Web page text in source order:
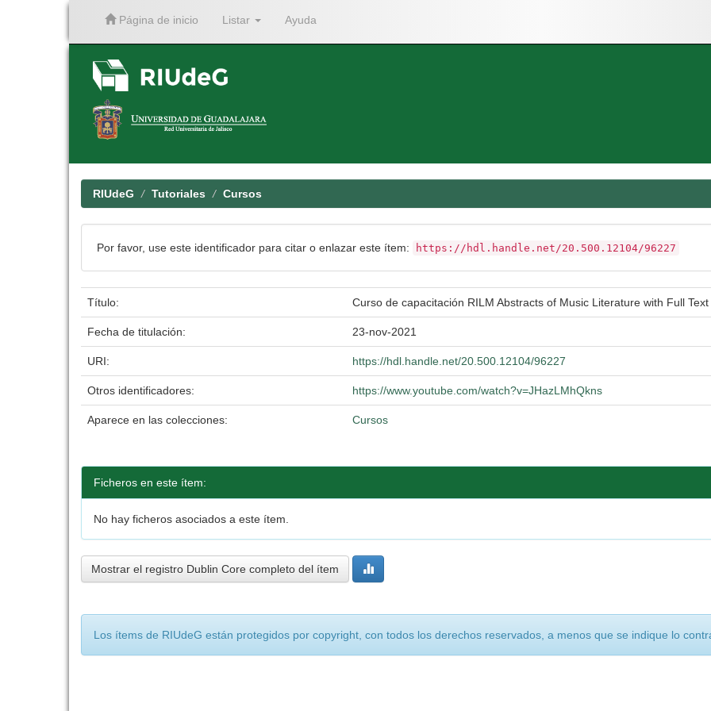
Página de inicio Listar Ayuda
RIUdeG Tutoriales Cursos
Por favor, use este identificador para citar o enlazar este ítem: https://hdl.handle.net/20.500.12104/96227
Título: Curso de capacitación RILM Abstracts of Music Literature with Full Text
Fecha de titulación: 23-nov-2021
URI: https://hdl.handle.net/20.500.12104/96227
Otros identificadores: https://www.youtube.com/watch?v=JHazLMhQkns
Aparece en las colecciones: Cursos
Ficheros en este ítem:
No hay ficheros asociados a este ítem.
Mostrar el registro Dublin Core completo del ítem
Los ítems de RIUdeG están protegidos por copyright, con todos los derechos reservados, a menos que se indique lo